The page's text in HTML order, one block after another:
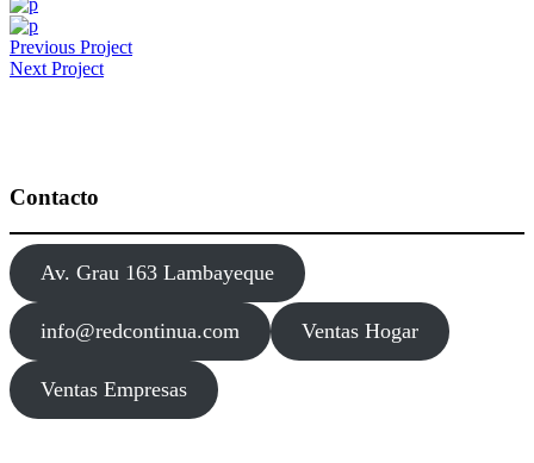
Previous Project
Next Project
Contacto
Av. Grau 163 Lambayeque
info@redcontinua.com Ventas Hogar
Ventas Empresas